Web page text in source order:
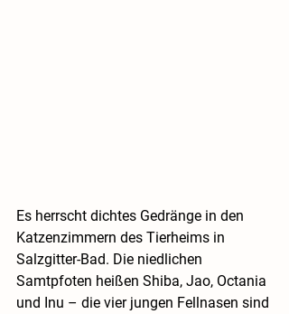
Es herrscht dichtes Gedränge in den
Katzenzimmern des Tierheims in
Salzgitter-Bad. Die niedlichen
Samtpfoten heißen Shiba, Jao, Octania
und Inu – die vier jungen Fellnasen sind